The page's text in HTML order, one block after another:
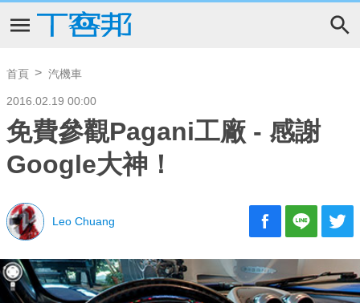
首頁 汽機車
2016.02.19 00:00
免費參觀Pagani工廠 - 感謝
Google大神！
Leo Chuang